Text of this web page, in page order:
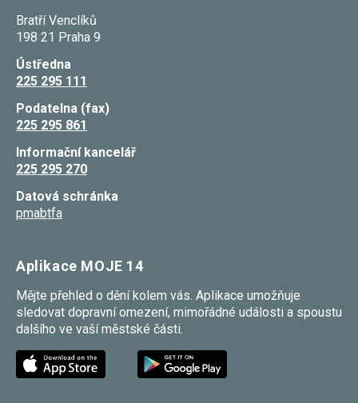
Bratří Venclíků
198 21 Praha 9
Ústředna
225 295 111
Podatelna (fax)
225 295 861
Informační kancelář
225 295 270
Datová schránka
pmabtfa
Aplikace MOJE 14
Mějte přehled o dění kolem vás. Aplikace umožňuje
sledovat dopravní omezení, mimořádné události a spoustu
dalšího ve vaší městské části.